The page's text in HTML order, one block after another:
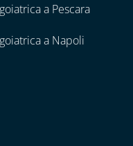
a Pescara
a Napoli